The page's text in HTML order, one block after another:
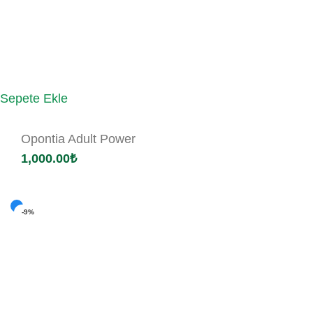
Sepete Ekle
Opontia Adult Power
1,000.00₺
-9%